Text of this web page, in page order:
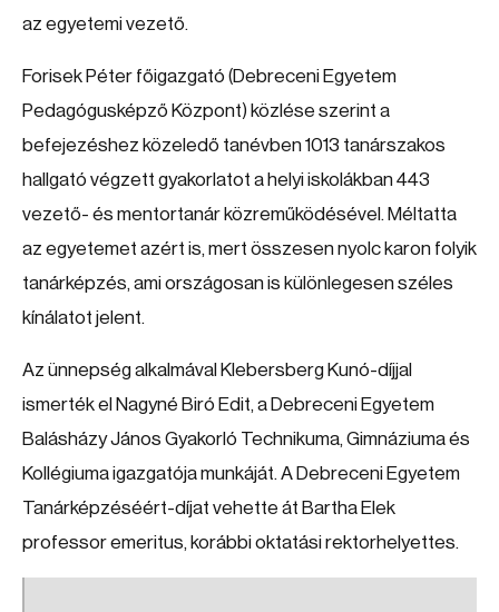
az egyetemi vezető.
Forisek Péter főigazgató (Debreceni Egyetem
Pedagógusképző Központ) közlése szerint a
befejezéshez közeledő tanévben 1013 tanárszakos
hallgató végzett gyakorlatot a helyi iskolákban 443
vezető- és mentortanár közreműködésével. Méltatta
az egyetemet azért is, mert összesen nyolc karon folyik
tanárképzés, ami országosan is különlegesen széles
kínálatot jelent.
Az ünnepség alkalmával Klebersberg Kunó-díjjal
ismerték el Nagyné Biró Edit, a Debreceni Egyetem
Balásházy János Gyakorló Technikuma, Gimnáziuma és
Kollégiuma igazgatója munkáját. A Debreceni Egyetem
Tanárképzéséért-díjat vehette át Bartha Elek
professor emeritus, korábbi oktatási rektorhelyettes.